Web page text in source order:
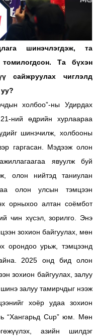
шинэчлэгдэж, та
Та бүхэн
сайжруулах чиглэлд
холбоо”-ны Удирдах
ний өдрийн хурлаараа
шинэчилж, холбооны
гаргасан. Мэдээж олон
явуулж буй
олон нийтэд таниулан
олон улсын тэмцээн
орныхоо алтан соёмбот
чин хүсэл, зорилго. Энэ
зохион байгуулах, мөн
орондоо урьж, тэмцээнд
2025 онд бид олон
зохион байгуулах, залуу
залуу тамирчдыг нээж
хоёр удаа зохион
“Хангарьд Cup” юм. Мөн
азийн шилдэг